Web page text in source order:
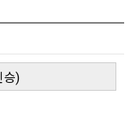
승)